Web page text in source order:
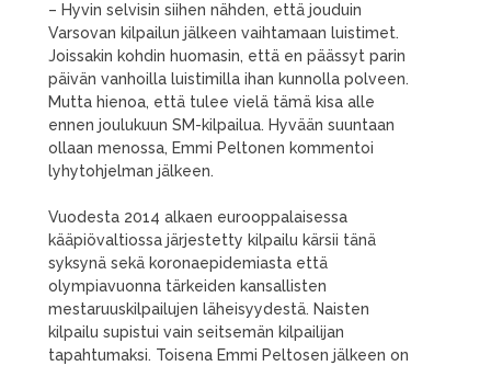
– Hyvin selvisin siihen nähden, että jouduin
Varsovan kilpailun jälkeen vaihtamaan luistimet.
Joissakin kohdin huomasin, että en päässyt parin
päivän vanhoilla luistimilla ihan kunnolla polveen.
Mutta hienoa, että tulee vielä tämä kisa alle
ennen joulukuun SM-kilpailua. Hyvään suuntaan
ollaan menossa, Emmi Peltonen kommentoi
lyhytohjelman jälkeen.
Vuodesta 2014 alkaen eurooppalaisessa
kääpiövaltiossa järjestetty kilpailu kärsii tänä
syksynä sekä koronaepidemiasta että
olympiavuonna tärkeiden kansallisten
mestaruuskilpailujen läheisyydestä. Naisten
kilpailu supistui vain seitsemän kilpailijan
tapahtumaksi. Toisena Emmi Peltosen jälkeen on